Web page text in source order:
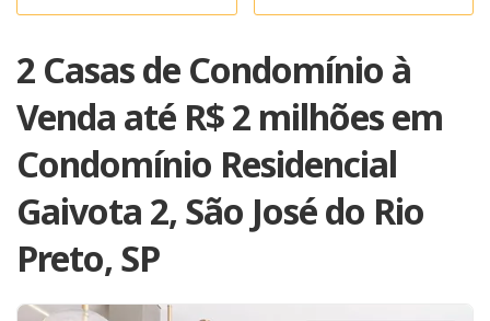
2 Casas de Condomínio à
Venda até R$ 2 milhões em
Condomínio Residencial
Gaivota 2, São José do Rio
Preto, SP